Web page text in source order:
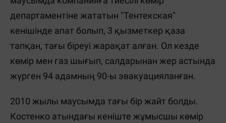
департаментіне жататын "Тентекская"
кенішінде апат болып, 3 қызметкер қаза
тапқан, тағы біреуі жарақат алған. Ол кезде
көмір мен газ шығып, салдарынан жер астында
жүрген 94 адамның 90-ы эвакуацияланған.
2010 жылы маусымда тағы бір жайт болды.
Костенко атындағы кеніште жұмысшы көмір